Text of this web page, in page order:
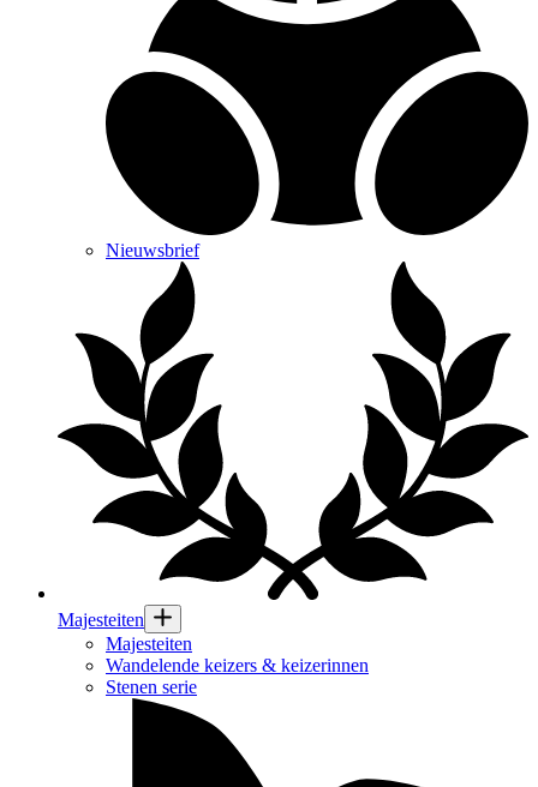
Nieuwsbrief
Majesteiten
Majesteiten
Wandelende keizers & keizerinnen
Stenen serie